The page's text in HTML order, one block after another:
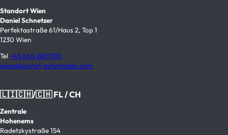
Standort Wien
Daniel Schnetzer
Perfektastraße 61/Haus 2, Top 1
1230 Wien
Tel +43 664 2807130
wien@bischof-automaten.com
🇱🇮🇨🇭/🇨🇭 FL / CH
Zentrale
Hohenems
Radetzkystraße 154